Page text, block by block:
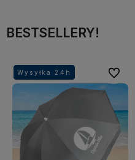
BESTSELLERY!
Wysyłka 24h
Wysyłka 24h
Wysyłka 24h
Wysyłka 24h Do